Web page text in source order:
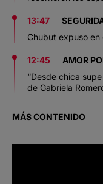
13:47
Chubut expuso en
12:45
AMOR
“Desde chica
de Gabriela
MÁS CONTENIDO